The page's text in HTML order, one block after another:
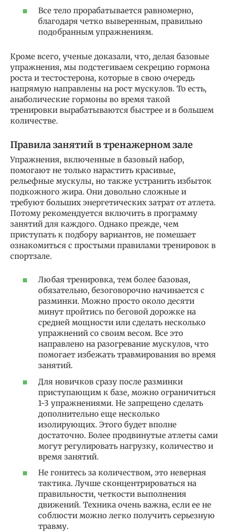
Все тело прорабатывается равномерно,
благодаря четко выверенным, правильно
подобранным упражнениям.
Кроме всего, ученые доказали, что, делая базовые
упражнения, мы подстегиваем секрецию гормона
роста и тестостерона, которые в свою очередь
напрямую направлены на рост мускулов. То есть,
анаболические гормоны во время такой
тренировки вырабатываются быстрее и в большем
количестве.
Правила занятий в тренажерном зале
Упражнения, включенные в базовый набор,
помогают не только нарастить красивые,
рельефные мускулы, но также устранить избыток
подкожного жира. Они довольно сложные и
требуют больших энергетических затрат от атлета.
Потому рекомендуется включить в программу
занятий для каждого. Однако прежде, чем
приступать к подбору вариантов, не помешает
ознакомиться с простыми правилами тренировок в
спортзале.
Любая тренировка, тем более базовая,
обязательно, безоговорочно начинается с
разминки. Можно просто около десяти
минут пройтись по беговой дорожке на
средней мощности или сделать несколько
упражнений со своим весом. Все это
направлено на разогревание мускулов, что
помогает избежать травмирования во время
занятий.
Для новичков сразу после разминки
приступающим к базе, можно ограничиться
1-3 упражнениями. Не запрещено сделать
дополнительно еще несколько
изолирующих. Этого будет вполне
достаточно. Более продвинутые атлеты сами
могут регулировать нагрузку, количество и
время занятий.
Не гонитесь за количеством, это неверная
тактика. Лучше сконцентрироваться на
правильности, четкости выполнения
движений. Техника очень важна, если ее не
соблюсти можно легко получить серьезную
травму.